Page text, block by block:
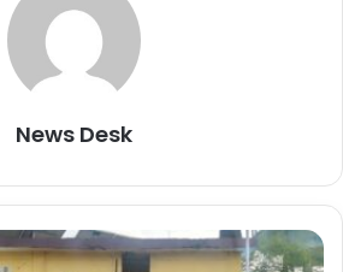
एवं तृतीय स्थान पर चयनित विद्यार्थियों को दिनांक
हिंदी पखवाड़ा के समापन दिवस पर पुरस्कृत
More
News Desk